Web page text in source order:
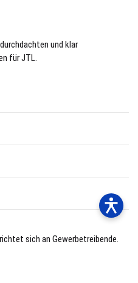
und klar
für JTL.
sich an Gewerbetreibende.